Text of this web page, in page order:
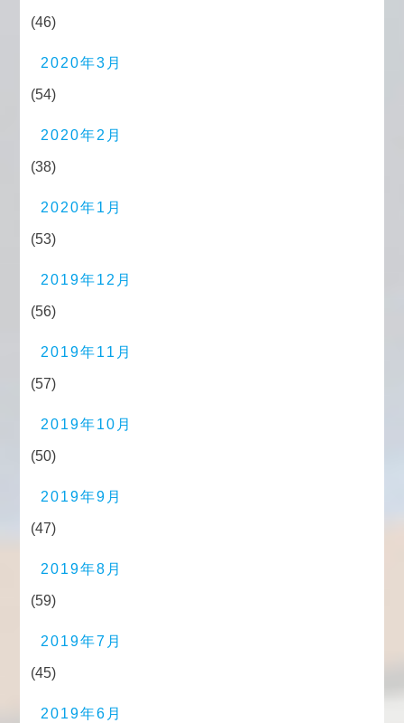
(46)
2020年3月
(54)
2020年2月
(38)
2020年1月
(53)
2019年12月
(56)
2019年11月
(57)
2019年10月
(50)
2019年9月
(47)
2019年8月
(59)
2019年7月
(45)
2019年6月